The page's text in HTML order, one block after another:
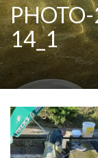
14_1